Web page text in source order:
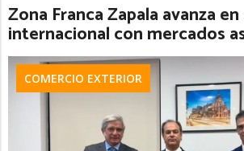
Zona Franca Zapala avanza
internacional con mercados
COMERCIO EXTERIOR